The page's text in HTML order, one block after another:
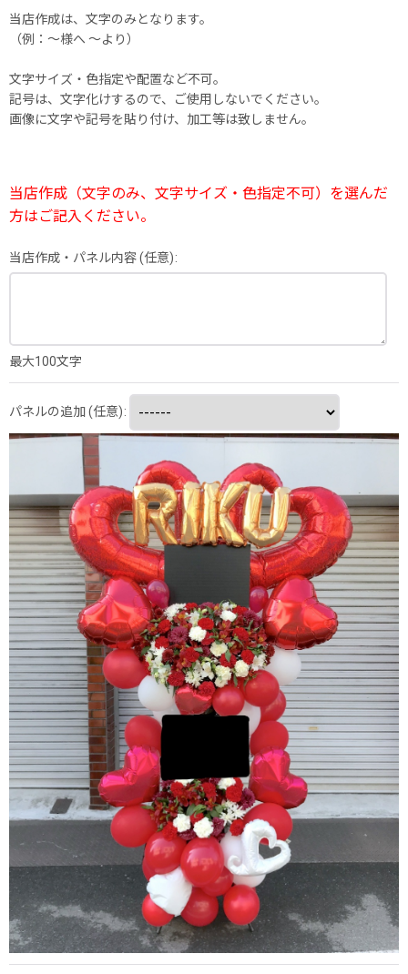
当店作成は、文字のみとなります。
（例：～様へ 〜より）
文字サイズ・色指定や配置など不可。
記号は、文字化けするので、ご使用しないでください。
画像に文字や記号を貼り付け、加工等は致しません。
当店作成（文字のみ、文字サイズ・色指定不可）を選んだ
方はご記入ください。
当店作成・パネル内容(任意):
最大100文字
パネルの追加(任意):